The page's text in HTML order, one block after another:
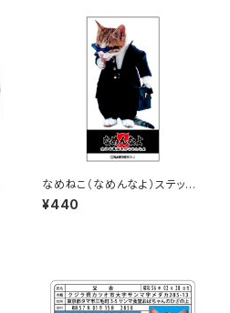
なめねこ（なめんなよ）ステッカ
ー B-16
¥440